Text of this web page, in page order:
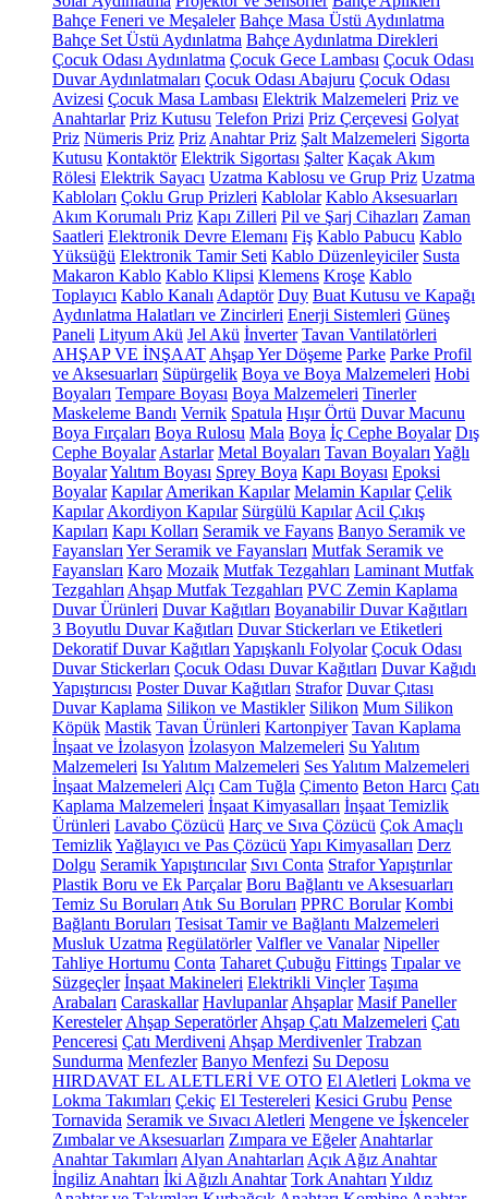
Bahçe Feneri ve Meşaleler Bahçe Masa Üstü Aydınlatma
Bahçe Set Üstü Aydınlatma Bahçe Aydınlatma Direkleri
Çocuk Odası Aydınlatma Çocuk Gece Lambası Çocuk Odası
Duvar Aydınlatmaları Çocuk Odası Abajuru Çocuk Odası
Avizesi Çocuk Masa Lambası Elektrik Malzemeleri Priz ve
Anahtarlar Priz Kutusu Telefon Prizi Priz Çerçevesi Golyat
Priz Nümeris Priz Priz Anahtar Priz Şalt Malzemeleri Sigorta
Kutusu Kontaktör Elektrik Sigortası Şalter Kaçak Akım
Rölesi Elektrik Sayacı Uzatma Kablosu ve Grup Priz Uzatma
Kabloları Çoklu Grup Prizleri Kablolar Kablo Aksesuarları
Akım Korumalı Priz Kapı Zilleri Pil ve Şarj Cihazları Zaman
Saatleri Elektronik Devre Elemanı Fiş Kablo Pabucu Kablo
Yüksüğü Elektronik Tamir Seti Kablo Düzenleyiciler Susta
Makaron Kablo Kablo Klipsi Klemens Kroşe Kablo
Toplayıcı Kablo Kanalı Adaptör Duy Buat Kutusu ve Kapağı
Aydınlatma Halatları ve Zincirleri Enerji Sistemleri Güneş
Paneli Lityum Akü Jel Akü İnverter Tavan Vantilatörleri
AHŞAP VE İNŞAAT Ahşap Yer Döşeme Parke Parke Profil
ve Aksesuarları Süpürgelik Boya ve Boya Malzemeleri Hobi
Boyaları Tempare Boyası Boya Malzemeleri Tinerler
Maskeleme Bandı Vernik Spatula Hışır Örtü Duvar Macunu
Boya Fırçaları Boya Rulosu Mala Boya İç Cephe Boyalar Dış
Cephe Boyalar Astarlar Metal Boyaları Tavan Boyaları Yağlı
BoyalarYalıtım Boyası Sprey Boya Kapı Boyası Epoksi
Boyalar Kapılar Amerikan Kapılar Melamin Kapılar Çelik
Kapılar Akordiyon Kapılar Sürgülü Kapılar Acil Çıkış
Kapıları Kapı Kolları Seramik ve Fayans Banyo Seramik ve
Fayansları Yer Seramik ve Fayansları Mutfak Seramik ve
Fayansları Karo Mozaik Mutfak Tezgahları Laminant Mutfak
Tezgahları Ahşap Mutfak Tezgahları PVC Zemin Kaplama
Duvar Ürünleri Duvar Kağıtları Boyanabilir Duvar Kağıtları
3 Boyutlu Duvar Kağıtları Duvar Stickerları ve Etiketleri
Dekoratif Duvar Kağıtları Yapışkanlı Folyolar Çocuk Odası
Duvar Stickerları Çocuk Odası Duvar Kağıtları Duvar Kağıdı
Yapıştırıcısı Poster Duvar Kağıtları Strafor Duvar Çıtası
Duvar Kaplama Silikon ve Mastikler Silikon Mum Silikon
Köpük Mastik Tavan Ürünleri Kartonpiyer Tavan Kaplama
İnşaat ve İzolasyon İzolasyon Malzemeleri Su Yalıtım
Malzemeleri Isı Yalıtım Malzemeleri Ses Yalıtım Malzemeleri
İnşaat Malzemeleri Alçı Cam Tuğla Çimento Beton Harcı Çatı
Kaplama Malzemeleri İnşaat Kimyasalları İnşaat Temizlik
Ürünleri Lavabo Çözücü Harç ve Sıva Çözücü Çok Amaçlı
TemizlikYağlayıcı ve Pas Çözücü Yapı Kimyasalları Derz
Dolgu Seramik Yapıştırıcılar Sıvı Conta Strafor Yapıştırılar
Plastik Boru ve Ek Parçalar Boru Bağlantı ve Aksesuarları
Temiz Su Boruları Atık Su Boruları PPRC Borular Kombi
Bağlantı Boruları Tesisat Tamir ve Bağlantı Malzemeleri
Musluk Uzatma Regülatörler Valfler ve Vanalar Nipeller
Tahliye Hortumu Conta Taharet Çubuğu Fittings Tıpalar ve
Süzgeçler İnşaat Makineleri Elektrikli Vinçler Taşıma
Arabaları Caraskallar Havlupanlar Ahşaplar Masif Paneller
Keresteler Ahşap Seperatörler Ahşap Çatı Malzemeleri Çatı
Penceresi Çatı Merdiveni Ahşap Merdivenler Trabzan
Sundurma Menfezler Banyo Menfezi Su Deposu
HIRDAVAT EL ALETLERİ VE OTO El Aletleri Lokma ve
Lokma Takımları Çekiç El Testereleri Kesici Grubu Pense
Tornavida Seramik ve Sıvacı Aletleri Mengene ve İşkenceler
Zımbalar ve Aksesuarları Zımpara ve Eğeler Anahtarlar
Anahtar Takımları Alyan Anahtarları Açık Ağız Anahtar
İngiliz Anahtarı İki Ağızlı Anahtar Tork Anahtarı Yıldız